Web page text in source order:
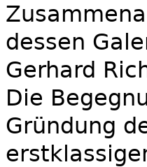
dessen
Gerhard
Die
Gründung